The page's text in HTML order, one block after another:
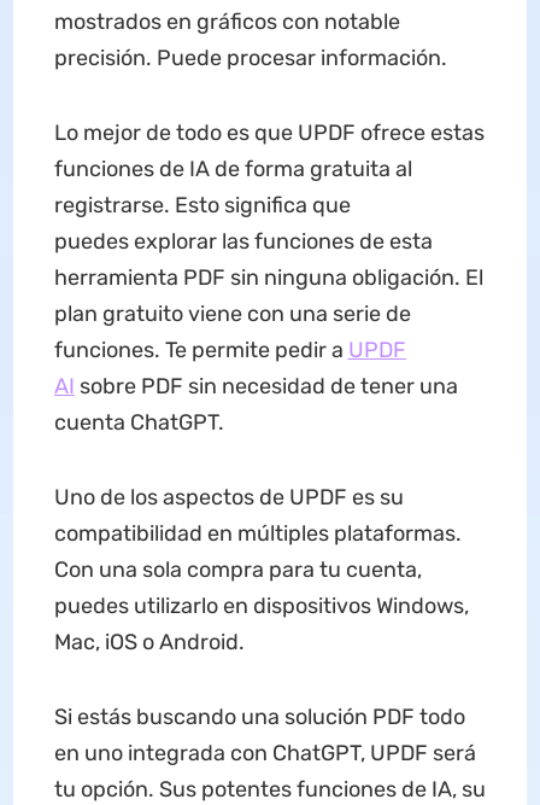
mostrados en gráficos con notable
precisión. Puede procesar información.
Lo mejor de todo es que UPDF ofrece estas
funciones de IA de forma gratuita al
registrarse. Esto significa que
puedes explorar las funciones de esta
herramienta PDF sin ninguna obligación. El
plan gratuito viene con una serie de
funciones. Te permite pedir a UPDF
AI sobre PDF sin necesidad de tener una
cuenta ChatGPT.
Uno de los aspectos de UPDF es su
compatibilidad en múltiples plataformas.
Con una sola compra para tu cuenta,
puedes utilizarlo en dispositivos Windows,
Mac, iOS o Android.
Si estás buscando una solución PDF todo
en uno integrada con ChatGPT, UPDF será
tu opción. Sus potentes funciones de IA, su